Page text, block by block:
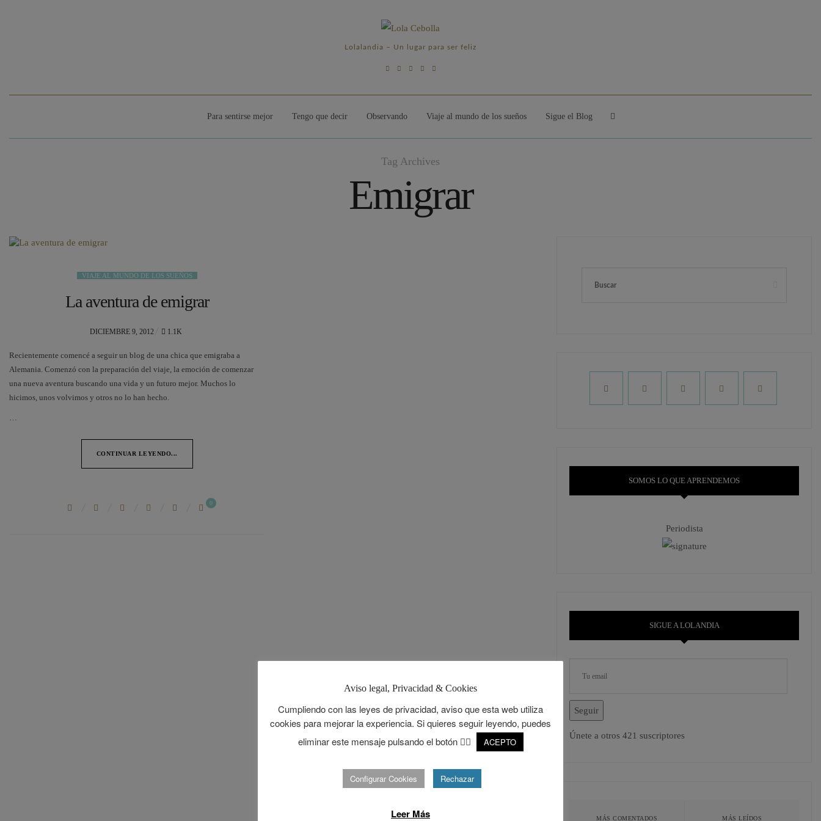
Lolalandia – Un lugar para ser feliz
Para sentirse mejor Tengo que decir Observando Viaje al mundo de los sueños Sigue el Blog
Tag Archives
Emigrar
VIAJE AL MUNDO DE LOS SUEÑOS
La aventura de emigrar
POSTED
DICIEMBRE 9, 2012 1.1K
Recientemente comencé a seguir un blog de una chica que emigraba a
Alemania. Comenzó con la preparación del viaje, la emoción de comenzar
una nueva aventura buscando una vida y un futuro mejor. Muchos lo
hicimos, unos volvimos y otros no lo han hecho.
CONTINUAR LEYENDO...
0
SOMOS LO QUE APRENDEMOS
Periodista
SIGUE A LOLANDIA
Seguir
Únete a otros 421 suscriptores
MÁS COMENTADOS MÁS LEÍDOS
Aviso legal, Privacidad & Cookies
Cumpliendo con las leyes de privacidad, aviso que esta web utiliza
cookies para mejorar la experiencia. Si quieres seguir leyendo, puedes
eliminar este mensaje pulsando el botón 👉🏻
ACEPTO
Configurar Cookies Rechazar
Leer Más